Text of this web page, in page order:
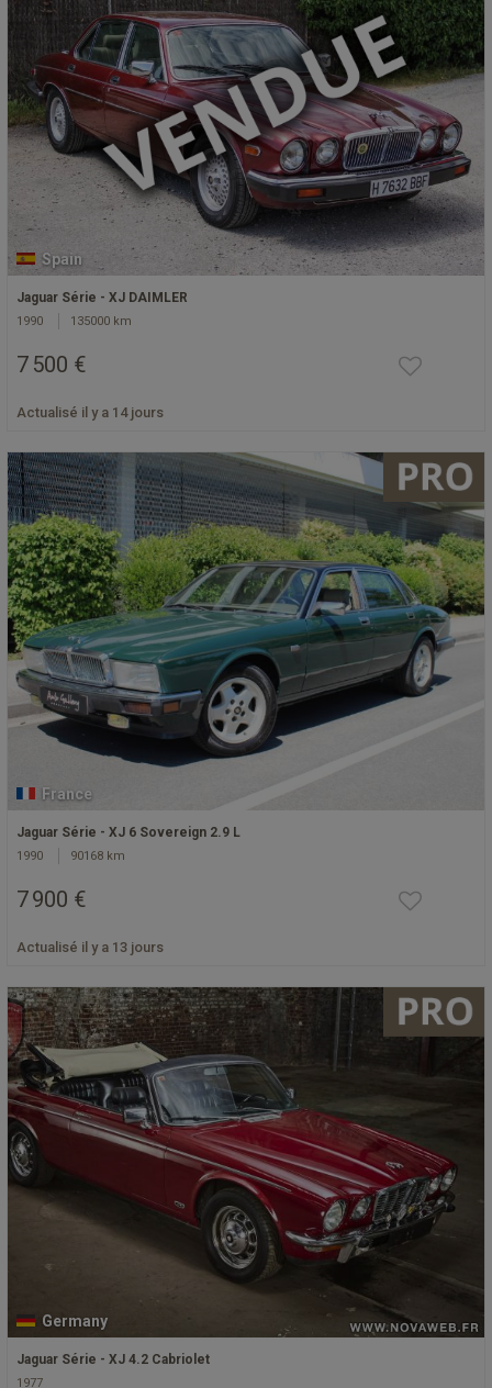
Spain
Jaguar Série - XJ DAIMLER
1990 135000 km
7 500 €
Actualisé il y a 14 jours
France
Jaguar Série - XJ 6 Sovereign 2.9 L
1990 90168 km
7 900 €
Actualisé il y a 13 jours
Germany
Jaguar Série - XJ 4.2 Cabriolet
1977